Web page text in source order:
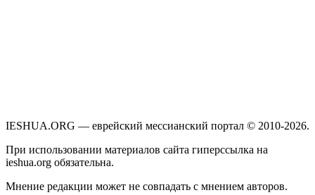
IESHUA.ORG — еврейский мессианский портал © 2010-2026.
При использовании материалов сайта гиперссылка на
ieshua.org обязательна.
Мнение редакции может не совпадать с мнением авторов.